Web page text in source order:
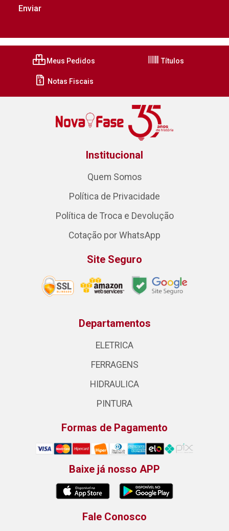
Meus Pedidos Títulos
Notas Fiscais
Institucional
Quem Somos
Política de Privacidade
Política de Troca e Devolução
Cotação por WhatsApp
Site Seguro
Departamentos
ELETRICA
FERRAGENS
HIDRAULICA
PINTURA
Formas de Pagamento
Baixe já nosso APP
Fale Conosco